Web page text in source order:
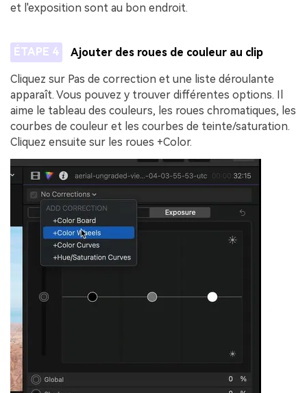
et l'exposition sont au bon endroit.
ÉTAPE 4 Ajouter des roues de couleur au clip
Cliquez sur Pas de correction et une liste déroulante
apparaît. Vous pouvez y trouver différentes options. Il
aime le tableau des couleurs, les roues chromatiques, les
courbes de couleur et les courbes de teinte/saturation.
Cliquez ensuite sur les roues +Color.